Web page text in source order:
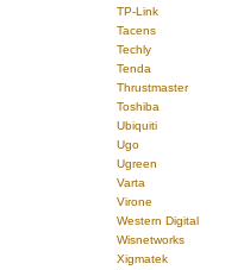
TP-Link
Tacens
Techly
Tenda
Thrustmaster
Toshiba
Ubiquiti
Ugo
Ugreen
Varta
Virone
Western Digital
Wisnetworks
Xigmatek